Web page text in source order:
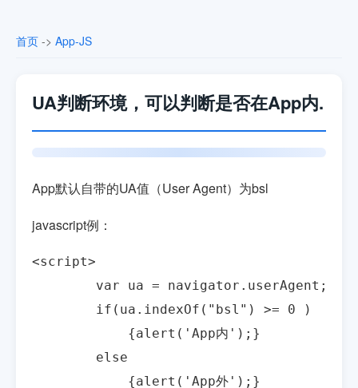
首页 -> App-JS
UA判断环境，可以判断是否在App内.
App默认自带的UA值（User Agent）为bsl
javascript例：
<script>
{alert('App内');}
else
{alert('App外');}